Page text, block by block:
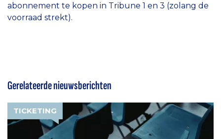
abonnement te kopen in Tribune 1 en 3 (zolang de
voorraad strekt).
Gerelateerde nieuwsberichten
TICKETING